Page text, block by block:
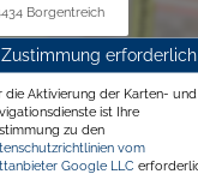
Borgentreich
Zustimmung erforderlich
die Aktivierung der Karten- und
ist Ihre
zu den
vom
Google LLC